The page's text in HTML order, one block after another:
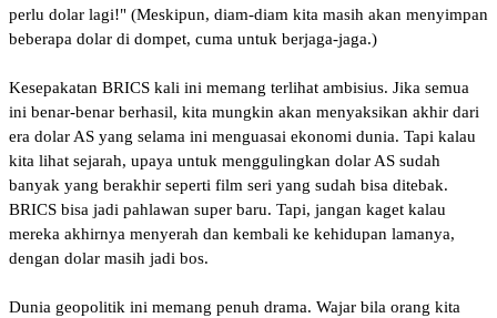
perlu dolar lagi!" (Meskipun, diam-diam kita masih akan menyimpan
beberapa dolar di dompet, cuma untuk berjaga-jaga.)
Kesepakatan BRICS kali ini memang terlihat ambisius. Jika semua
ini benar-benar berhasil, kita mungkin akan menyaksikan akhir dari
era dolar AS yang selama ini menguasai ekonomi dunia. Tapi kalau
kita lihat sejarah, upaya untuk menggulingkan dolar AS sudah
banyak yang berakhir seperti film seri yang sudah bisa ditebak.
BRICS bisa jadi pahlawan super baru. Tapi, jangan kaget kalau
mereka akhirnya menyerah dan kembali ke kehidupan lamanya,
dengan dolar masih jadi bos.
Dunia geopolitik ini memang penuh drama. Wajar bila orang kita